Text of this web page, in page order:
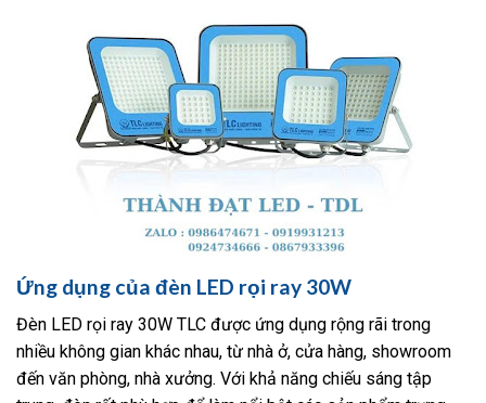
Ứng dụng của đèn LED rọi ray 30W
Đèn LED rọi ray 30W TLC được ứng dụng rộng rãi trong
nhiều không gian khác nhau, từ nhà ở, cửa hàng, showroom
đến văn phòng, nhà xưởng. Với khả năng chiếu sáng tập